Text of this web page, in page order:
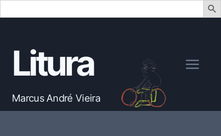
Search
contentLitura
Marcus André Vieira